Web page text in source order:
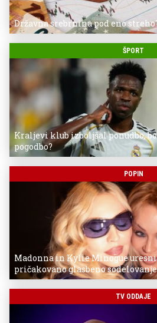
Državna srebrnina pod eno
ŠPORT
Kraljevi klub izboljšal ponudbo,
pogodbo?
POPIN
Madonna in Kylie Minogue
pričakovano glasbeno sodelovanje
TV ODDAJE